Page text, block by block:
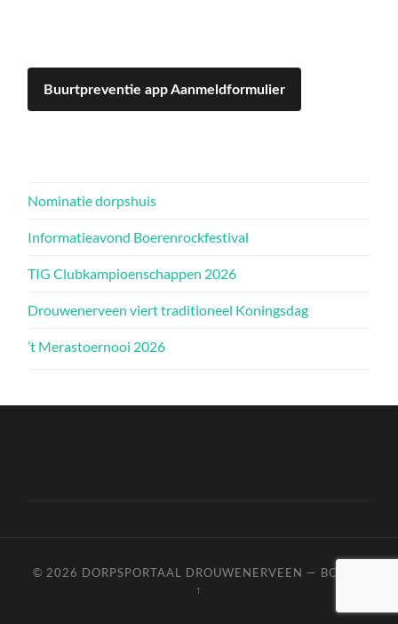
Buurtpreventie app Aanmeldformulier
Nominatie dorpshuis
Informatieavond Boerenrockfestival
TIG Clubkampioenschappen 2026
Drouwenerveen viert traditioneel Koningsdag
’t Merastoernooi 2026
© 2026 DORPSPORTAAL DROUWENERVEEN — BOVEN
↑